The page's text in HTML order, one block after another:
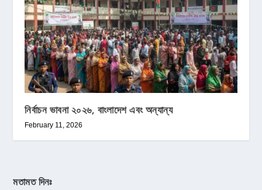
নির্বাচন ভাবনা ২০২৬, বাংলাদেশ এবং অন্যান্য
February 11, 2026
মতামত দিনঃ